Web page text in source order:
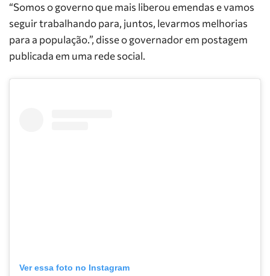
“Somos o governo que mais liberou emendas e vamos
seguir trabalhando para, juntos, levarmos melhorias
para a população.”, disse o governador em postagem
publicada em uma rede social.
Ver essa foto no Instagram